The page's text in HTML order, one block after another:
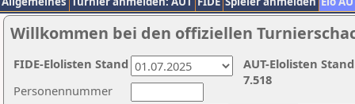
Willkommen bei den offiziellen
Personennummer
AUT-Elolisten
7.518
FIDE-Elolisten Stand